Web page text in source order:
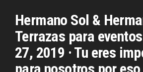
Hermano Sol &
Terrazas para
27, 2019 · Tu eres